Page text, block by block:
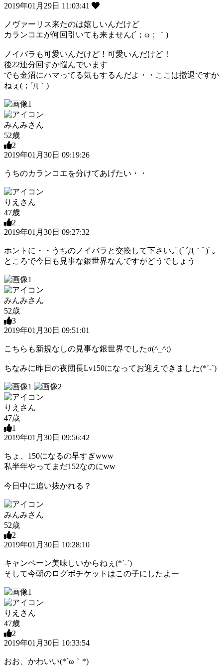
2019年01月29日 11:03:41
ノヴァーリス来たのは嬉しいんだけど
カランコエが何回引いても来ません(´；ω；｀)
ノイバラも可愛いんだけど！可愛いんだけど！
後22連分回すか悩んでいます
でも金沼にハマってる気もするんだよ・・ここは撤退ですか
ねぇ(；´Д｀)
みんみさん
52歳
2
2019年01月30日 09:19:26
うちのカランコエを分けてあげたい・・
りえさん
47歳
2
2019年01月30日 09:27:32
ホントに・・うちのノイバラと交換して下さい｡ﾟ(ﾟ´Д｀ﾟ)ﾟ｡
ところで今日も見事な銀世界なんですがどうでしょう
みんみさん
52歳
3
2019年01月30日 09:51:01
こちらも新規なしの見事な銀世界でしたσ(^_^;)
ちなみに昨日の夜団長Lv150になってお迎えできました(*´-`)
りえさん
47歳
1
2019年01月30日 09:56:42
ちょ、150になるの早すぎwww
私半年やってまだ152なのにww
今日中に追い抜かれる？
みんみさん
52歳
2
2019年01月30日 10:28:10
キャンペーン美味しいからねぇ(*´-`)
そして今朝のログボチケットはこの子にしたよー
りえさん
47歳
2
2019年01月30日 10:33:54
おお、かわいい(*´ω｀*)